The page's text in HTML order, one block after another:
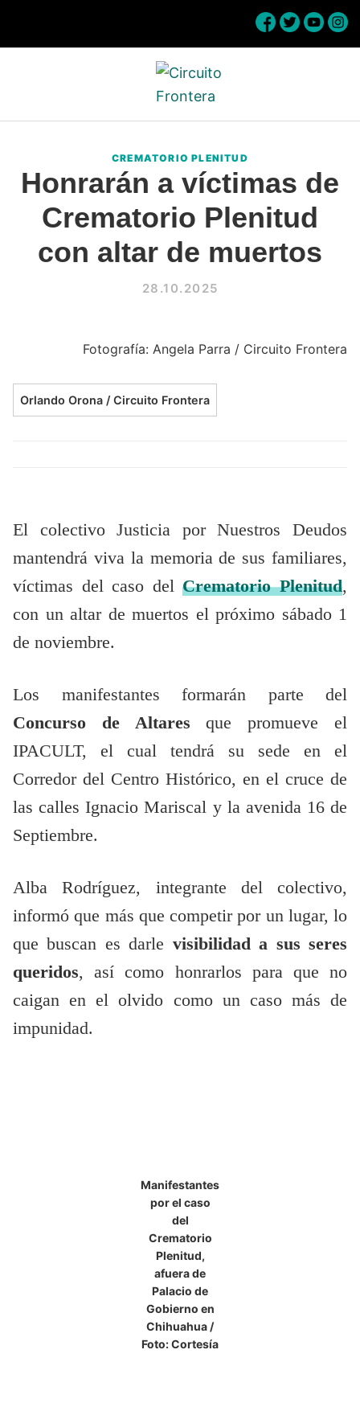
Circuito
Conéctate
la
frontera
CREMATORIO PLENITUD
Honrarán a víctimas de
Crematorio Plenitud
con altar de muertos
28.10.2025
Fotografía: Angela Parra / Circuito Frontera
Orlando Orona / Circuito Frontera
El colectivo Justicia por Nuestros Deudos
mantendrá viva la memoria de sus familiares,
víctimas del caso delCrematorio Plenitud,
con un altar de muertos el próximo sábado 1
de noviembre.
Los manifestantes formarán parte del
Concurso de Altaresque promueve el
IPACULT, el cual tendrá su sede en el
Corredor del Centro Histórico, en el cruce de
las calles Ignacio Mariscal y la avenida 16 de
Septiembre.
Alba Rodríguez, integrante del colectivo,
informó que más que competir por un lugar, lo
que buscan es darle visibilidad a sus seres
queridos, así como honrarlos para que no
caigan en el olvido como un caso más de
impunidad.
Manifestantes
por el caso
del
Crematorio
Plenitud,
afuera de
Palacio de
Gobierno en
Chihuahua /
Foto: Cortesía